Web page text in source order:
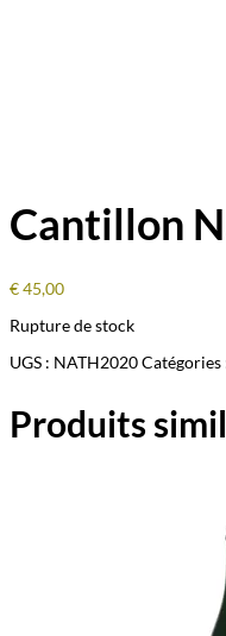
Cantillon
€45,00
Rupture de stock
UGS : NATH2020Catégories
Produits